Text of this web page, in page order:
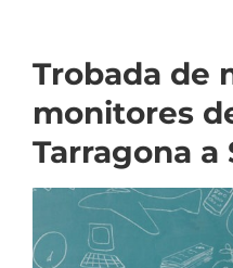
Trobada de
monitores
Tarragona a
Image